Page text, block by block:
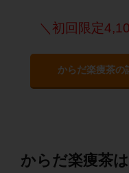
＼初回限定
からだ楽痩茶の
からだ楽痩茶